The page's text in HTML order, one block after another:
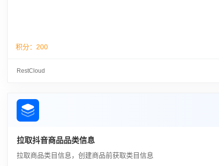
积分： 200
RestCloud
拉取抖音商品品类信息
拉取商品类目信息，创建商品前获取类目信息